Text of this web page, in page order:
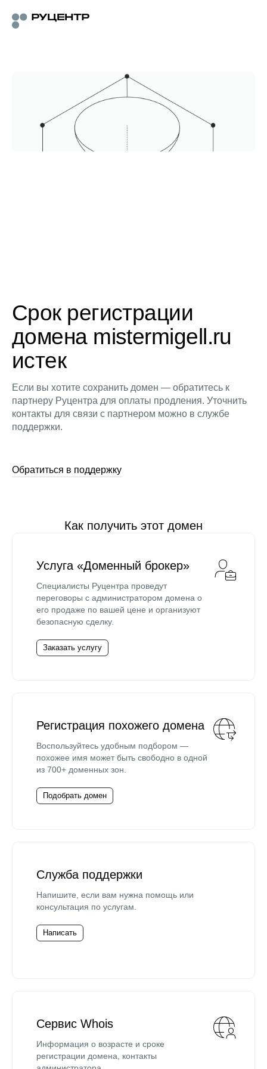
Срок регистрации
домена mistermigell.ru
истек
Если вы хотите сохранить домен — обратитесь к
партнеру Руцентра для оплаты продления. Уточнить
контакты для связи с партнером можно в службе
поддержки.
Обратиться в поддержку
Как получить этот домен
Услуга «Доменный брокер»
Специалисты Руцентра проведут
переговоры с администратором домена о
его продаже по вашей цене и организуют
безопасную сделку.
Заказать услугу
Регистрация похожего домена
Воспользуйтесь удобным подбором —
похожее имя может быть свободно в одной
из 700+ доменных зон.
Подобрать домен
Служба поддержки
Напишите, если вам нужна помощь или
консультация по услугам.
Написать
Сервис Whois
Информация о возрасте и сроке
регистрации домена, контакты